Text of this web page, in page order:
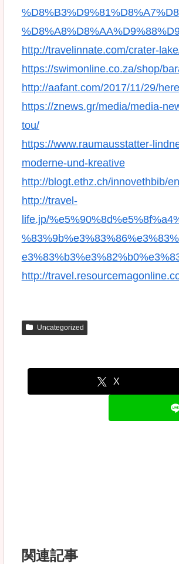
http://travelinnate.com/crater-
https://swimonline.co.za/shop/
http://aafant.com/2017/11/29/
https://znews.gr/media/media-
tou/
https://www.raumausstatter-
moderne-und-kreative
http://blogt.ethz.ch/innovethbib/
http://travel-
life.jp/
http://
Uncategorized
X
関連記事